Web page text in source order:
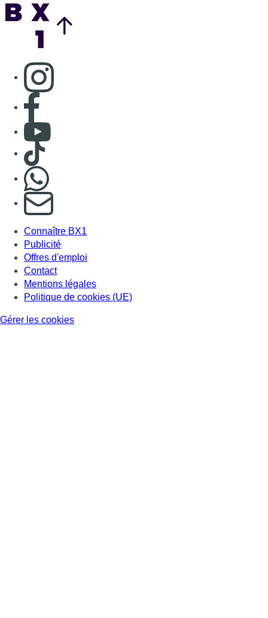
Consulter page Instagram
Consulter page Facebook
Consulter Youtube
Consulter TikTok
S'abonner à notre newsletter
Connaître BX1
Publicité
Offres d'emploi
Contact
Mentions légales
Politique de cookies (UE)
Gérer les cookies